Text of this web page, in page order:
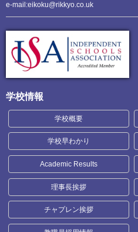
e-mail:eikoku@rikkyo.co.uk
学校情報
学校概要
学校早わかり
Academic Results
理事長挨拶
チャプレン挨拶